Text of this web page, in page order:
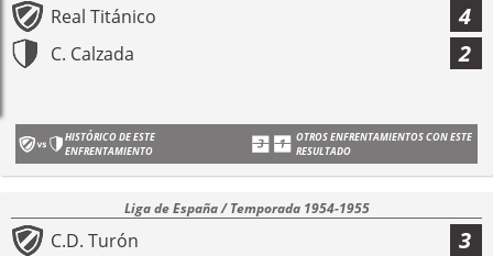
Real Titánico 4
C. Calzada 2
HISTÓRICO DE ESTE
ENFRENTAMIENTO
OTROS ENFRENTAMIENTOS CON ESTE
RESULTADO
Liga de España / Temporada 1954-1955
C.D. Turón 3